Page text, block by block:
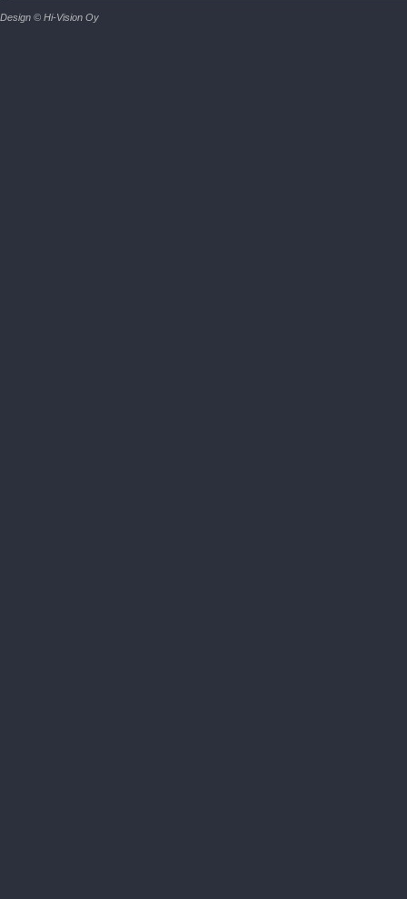
Design © Hi-Vision Oy